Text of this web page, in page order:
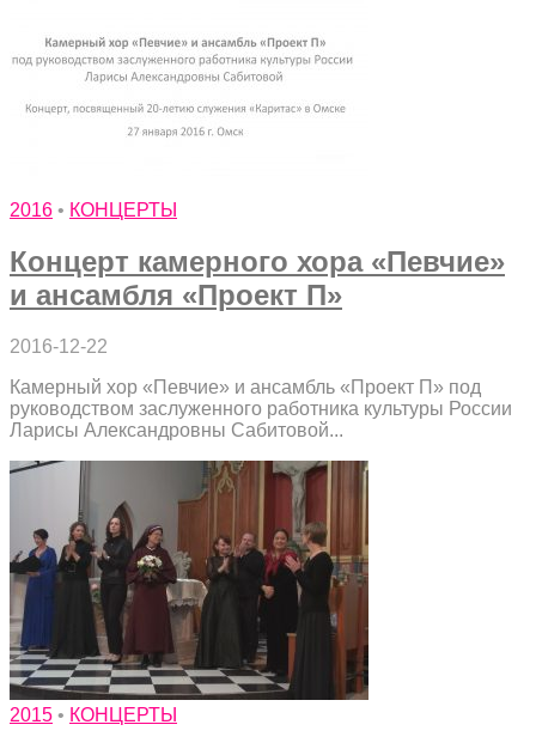
2016 • КОНЦЕРТЫ
Концерт камерного хора «Певчие»
и ансамбля «Проект П»
2016-12-22
Камерный хор «Певчие» и ансамбль «Проект П» под
руководством заслуженного работника культуры России
Ларисы Александровны Сабитовой...
2015 • КОНЦЕРТЫ